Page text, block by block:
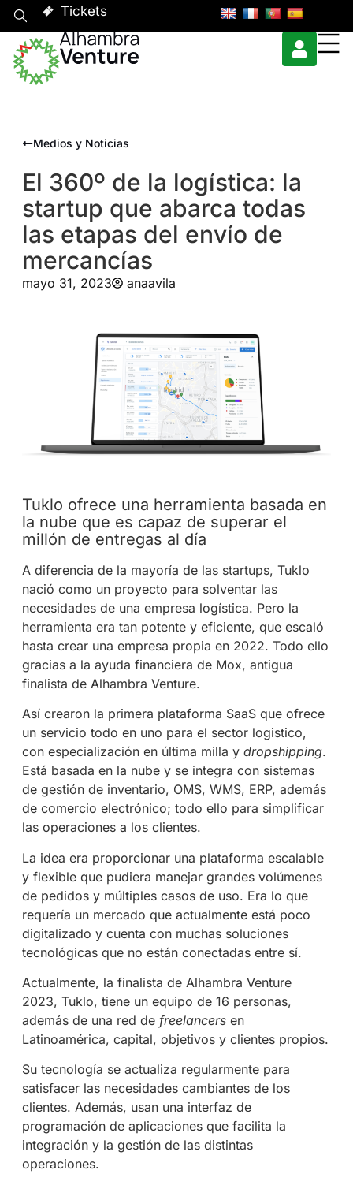
Tickets
Medios y Noticias
El 360º de la logística: la
startup que abarca todas
las etapas del envío de
mercancías
mayo 31, 2023 anaavila
Tuklo ofrece una herramienta basada en
la nube que es capaz de superar el
millón de entregas al día
A diferencia de la mayoría de las startups, Tuklo
nació como un proyecto para solventar las
necesidades de una empresa logística. Pero la
herramienta era tan potente y eficiente, que escaló
hasta crear una empresa propia en 2022. Todo ello
gracias a la ayuda financiera de Mox, antigua
finalista de Alhambra Venture.
Así crearon la primera plataforma SaaS que ofrece
un servicio todo en uno para el sector logistico,
con especialización en última milla y dropshipping.
Está basada en la nube y se integra con sistemas
de gestión de inventario, OMS, WMS, ERP, además
de comercio electrónico; todo ello para simplificar
las operaciones a los clientes.
La idea era proporcionar una plataforma escalable
y flexible que pudiera manejar grandes volúmenes
de pedidos y múltiples casos de uso. Era lo que
requería un mercado que actualmente está poco
digitalizado y cuenta con muchas soluciones
tecnológicas que no están conectadas entre sí.
Actualmente, la finalista de Alhambra Venture
2023, Tuklo, tiene un equipo de 16 personas,
además de una red de freelancersen
Latinoamérica, capital, objetivos y clientes propios.
Su tecnología se actualiza regularmente para
satisfacer las necesidades cambiantes de los
clientes. Además, usan una interfaz de
programación de aplicaciones que facilita la
integración y la gestión de las distintas
operaciones.